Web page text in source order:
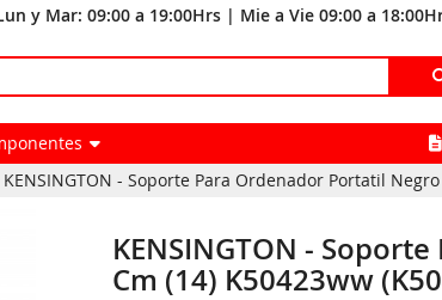
y Mar: 09:00 a 19:00Hrs | Mie a Vie 09:00 a
KENSINGTON - Soporte Para Ordenador Portatil
KENSINGTON -
Cm (14) K50423ww